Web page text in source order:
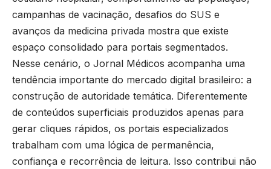
campanhas de vacinação, desafios do SUS e
avanços da medicina privada mostra que existe
espaço consolidado para portais segmentados.
Nesse cenário, o Jornal Médicos acompanha uma
tendência importante do mercado digital brasileiro: a
construção de autoridade temática. Diferentemente
de conteúdos superficiais produzidos apenas para
gerar cliques rápidos, os portais especializados
trabalham com uma lógica de permanência,
confiança e recorrência de leitura. Isso contribui não